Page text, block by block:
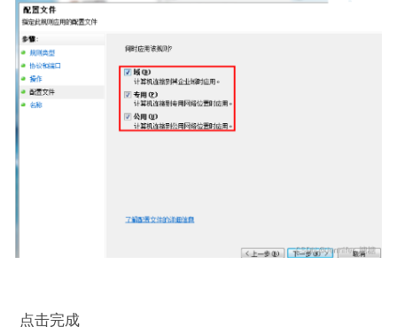
点击完成